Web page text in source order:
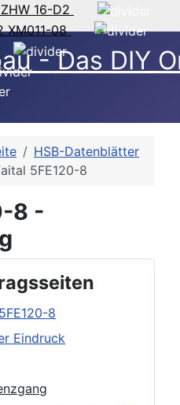
16-D2
XM011-08
- Das DIY
HSB-Datenblätter
5FE120-8
8 -
8
Eindruck